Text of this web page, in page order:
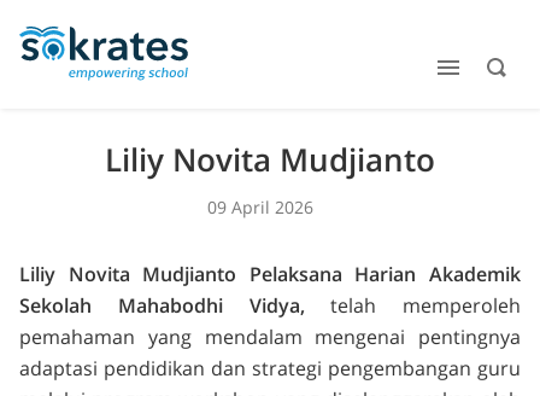
Liliy Novita Mudjianto
09 April 2026
Liliy Novita Mudjianto Pelaksana Harian Akademik
Sekolah Mahabodhi Vidya, telah memperoleh
pemahaman yang mendalam mengenai pentingnya
adaptasi pendidikan dan strategi pengembangan guru